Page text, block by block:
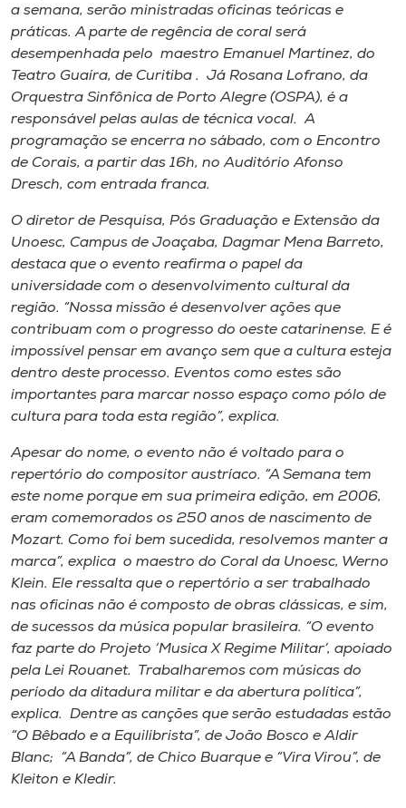
Editora
Rádio
Museu
Unoesc
Selecione
A+
A-
a semana, serão ministradas oficinas teóricas e
práticas. A parte de regência de coral será
desempenhada pelo maestro Emanuel Martinez, do
Teatro Guaíra, de Curitiba . Já Rosana Lofrano, da
Orquestra Sinfônica de Porto Alegre (OSPA), é a
responsável pelas aulas de técnica vocal. A
programação se encerra no sábado, com o Encontro
de Corais, a partir das 16h, no Auditório Afonso
Dresch, com entrada franca.
O diretor de Pesquisa, Pós Graduação e Extensão da
Unoesc, Campus de Joaçaba, Dagmar Mena Barreto,
destaca que o evento reafirma o papel da
universidade com o desenvolvimento cultural da
região. “Nossa missão é desenvolver ações que
contribuam com o progresso do oeste catarinense. E é
impossível pensar em avanço sem que a cultura esteja
dentro deste processo. Eventos como estes são
importantes para marcar nosso espaço como pólo de
cultura para toda esta região”, explica.
Apesar do nome, o evento não é voltado para o
repertório do compositor austríaco. “A Semana tem
este nome porque em sua primeira edição, em 2006,
eram comemorados os 250 anos de nascimento de
Mozart. Como foi bem sucedida, resolvemos manter a
marca”, explica o maestro do Coral da Unoesc, Werno
Klein. Ele ressalta que o repertório a ser trabalhado
nas oficinas não é composto de obras clássicas, e sim,
de sucessos da música popular brasileira. “O evento
faz parte do Projeto ‘Musica X Regime Militar’, apoiado
pela Lei Rouanet. Trabalharemos com músicas do
período da ditadura militar e da abertura política”,
explica. Dentre as canções que serão estudadas estão
“O Bêbado e a Equilibrista”, de João Bosco e Aldir
Blanc; “A Banda”, de Chico Buarque e “Vira Virou”, de
Kleiton e Kledir.